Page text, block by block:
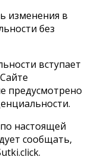
изменения в
без
вступает
предусмотрено
настоящей
сообщать,